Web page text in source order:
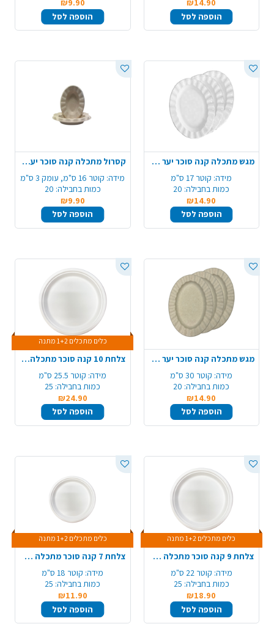
₪14.90
הוספה לסל
₪9.90
הוספה לסל
מגש מתכלה קנה סוכר יער 10 יח' - טבעי
מידה: קוטר 17 ס"מ
כמות בחבילה: 20
₪14.90
הוספה לסל
קסרול מתכלה קנה סוכר יער 20 יח' - חום טבעי
מידה: קוטר 16 ס"מ, עומק 3 ס"מ
כמות בחבילה: 20
₪9.90
הוספה לסל
מגש מתכלה קנה סוכר יער 10 יח' - חום טבעי
מידה: קוטר 30 ס"מ
כמות בחבילה: 20
₪14.90
הוספה לסל
כלים מתכלים 1+2 מתנה
צלחת 10 קנה סוכר מתכלה 25 יח' עגול - לבן
מידה: קוטר 25.5 ס"מ
כמות בחבילה: 25
₪24.90
הוספה לסל
כלים מתכלים 1+2 מתנה
צלחת 9 קנה סוכר מתכלה 25 יח' עגול - לבן
מידה: קוטר 22 ס"מ
כמות בחבילה: 25
₪18.90
הוספה לסל
כלים מתכלים 1+2 מתנה
צלחת 7 קנה סוכר מתכלה 25 יח' עגול - לבן
מידה: קוטר 18 ס"מ
כמות בחבילה: 25
₪11.90
הוספה לסל